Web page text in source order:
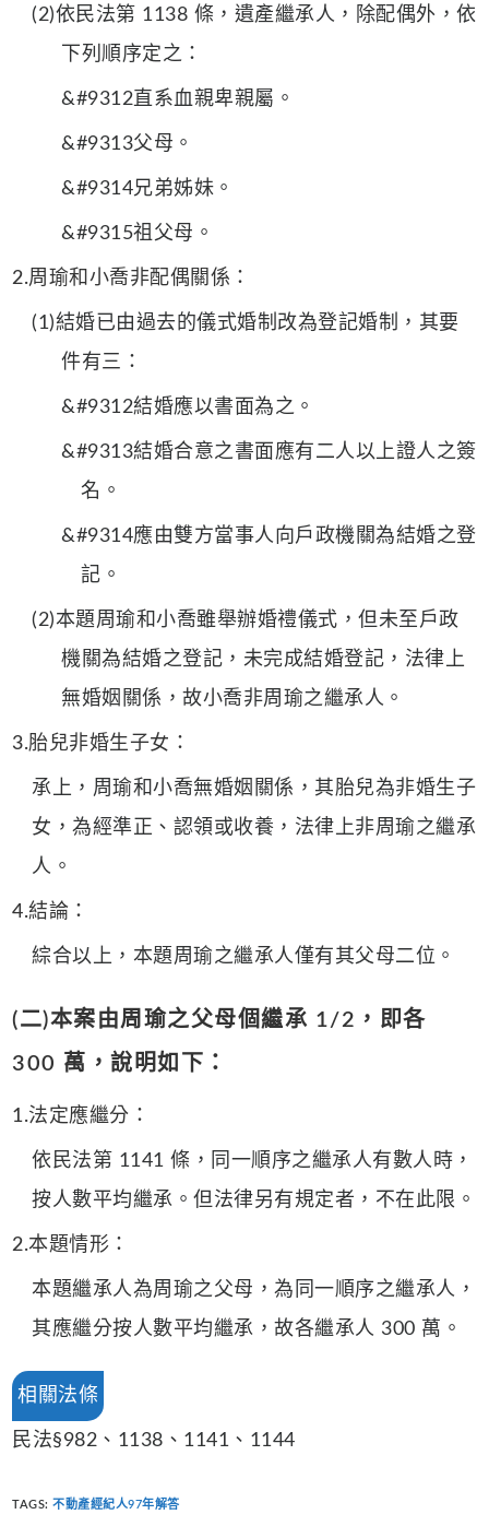
(2)依民法第 1138 條，遺產繼承人，除配偶外，依
下列順序定之：
&#9312直系血親卑親屬。
&#9313父母。
&#9314兄弟姊妹。
&#9315祖父母。
2.周瑜和小喬非配偶關係：
(1)結婚已由過去的儀式婚制改為登記婚制，其要
件有三：
&#9312結婚應以書面為之。
&#9313結婚合意之書面應有二人以上證人之簽
名。
&#9314應由雙方當事人向戶政機關為結婚之登
記。
(2)本題周瑜和小喬雖舉辦婚禮儀式，但未至戶政
機關為結婚之登記，未完成結婚登記，法律上
無婚姻關係，故小喬非周瑜之繼承人。
3.胎兒非婚生子女：
承上，周瑜和小喬無婚姻關係，其胎兒為非婚生子
女，為經準正、認領或收養，法律上非周瑜之繼承
人。
4.結論：
綜合以上，本題周瑜之繼承人僅有其父母二位。
(二)本案由周瑜之父母個繼承 1/2，即各
300 萬，說明如下：
1.法定應繼分：
依民法第 1141 條，同一順序之繼承人有數人時，
按人數平均繼承。但法律另有規定者，不在此限。
2.本題情形：
本題繼承人為周瑜之父母，為同一順序之繼承人，
其應繼分按人數平均繼承，故各繼承人 300 萬。
相關法條
民法§982、1138、1141、1144
TAGS:不動產經紀人97年解答